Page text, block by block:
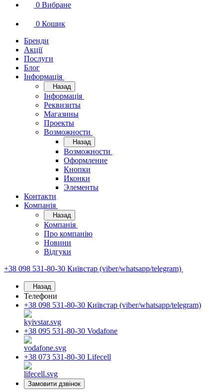
0 Вибране
0 Кошик
Бренди
Акції
Послуги
Блог
Інформація
Назад
Інформація
Реквизиты
Магазины
Проекты
Возможности
Назад
Возможности
Оформление
Кнопки
Иконки
Элементы
Контакти
Компанія
Назад
Компанія
Про компанію
Новини
Відгуки
+38 098 531-80-30 Київстар (viber/whatsapp/telegram)
Назад
Телефони
+38 098 531-80-30 Київстар (viber/whatsapp/telegram)
+38 095 531-80-30 Vodafone
+38 073 531-80-30 Lifecell
Замовити дзвінок